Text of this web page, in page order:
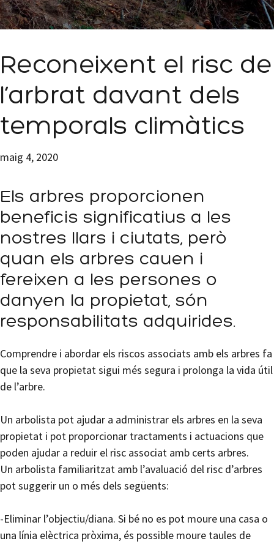
Reconeixent el risc de
l’arbrat davant dels
temporals climàtics
maig 4, 2020
Els arbres proporcionen
beneficis significatius a les
nostres llars i ciutats, però
quan els arbres cauen i
fereixen a les persones o
danyen la propietat, són
responsabilitats adquirides.
Comprendre i abordar els riscos associats amb els arbres fa
que la seva propietat sigui més segura i prolonga la vida útil
de l’arbre.
Un arbolista pot ajudar a administrar els arbres en la seva
propietat i pot proporcionar tractaments i actuacions que
poden ajudar a reduir el risc associat amb certs arbres.
Un arbolista familiaritzat amb l’avaluació del risc d’arbres
pot suggerir un o més dels següents:
-Eliminar l’objectiu/diana. Si bé no es pot moure una casa o
una línia elèctrica pròxima, és possible moure taules de